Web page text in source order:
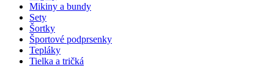
Mikiny a bundy
Sety
Šortky
Športové podprsenky
Tepláky
Tielka a tričká